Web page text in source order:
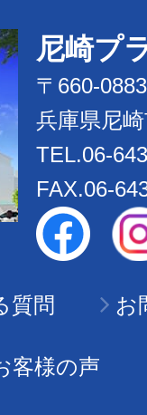
尼崎プ
〒660-0883
兵庫県尼
TEL.06-
FAX.06-
質問 お
客様の声